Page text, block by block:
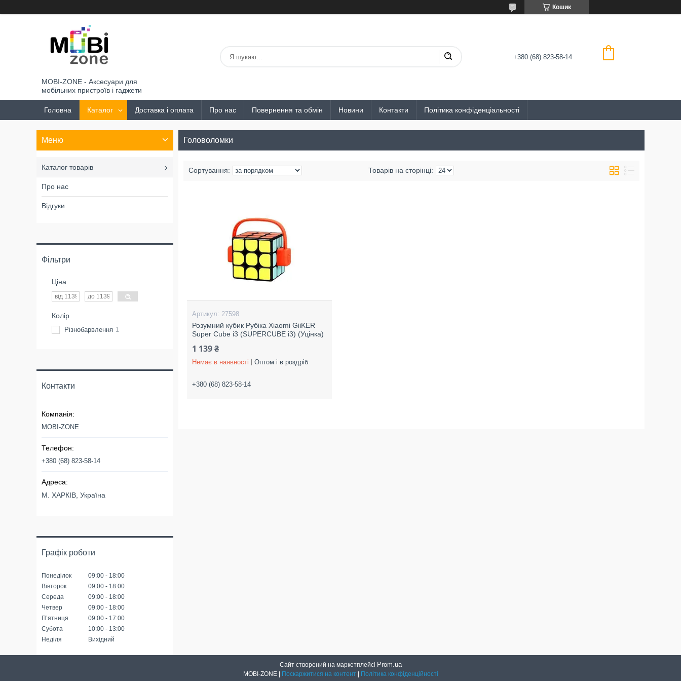
Кошик
MOBI-ZONE - Аксесуари для
мобільних пристроїв і гаджети
+380 (68) 823-58-14
Головна Каталог Доставка і оплата Про нас Повернення та обмін Новини Контакти Політика конфіденціальності
Головоломки
27598
Розумний кубик Рубіка Xiaomi GiiKER
Super Cube i3 (SUPERCUBE i3) (Уцінка)
1 139 ₴
Немає в наявності Оптом і в роздріб
+380 (68) 823-58-14
Каталог товарів
Про нас
Відгуки
Фільтри
Ціна
Колір
Різнобарвлення 1
Контакти
MOBI-ZONE
+380 (68) 823-58-14
М. ХАРКІВ, Україна
Графік роботи
Понеділок 09:00
18:00
Вівторок
09:00
18:00
Середа
09:00
18:00
Четвер
09:00
18:00
Пʼятниця
09:00
17:00
Субота
10:00
13:00
Неділя
Вихідний
Сайт створений на маркетплейсі Prom.ua
Поскаржитися на контент Політика конфіденційності